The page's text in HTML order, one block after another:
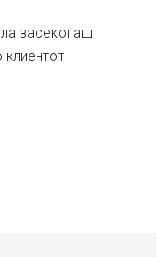
засекогаш
клиентот